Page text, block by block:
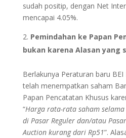
sudah positip, dengan Net
mencapai 4.05%.
Pemindahan ke Papan
bukan karena Alasan yang
Berlakunya Peraturan baru
telah menempatkan saham
Papan Pencatatan Khusus
“Harga rata-rata saham
di Pasar Reguler dan/atau
Auction kurang dari Rp51”.